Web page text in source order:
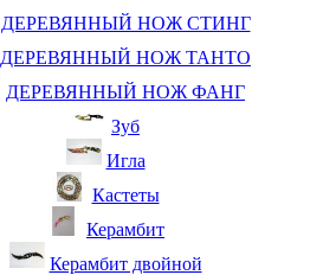
ДЕРЕВЯННЫЙ НОЖ СТИНГ
ДЕРЕВЯННЫЙ НОЖ ТАНТО
ДЕРЕВЯННЫЙ НОЖ ФАНГ
Зуб
Игла
Кастеты
Керамбит
Керамбит двойной